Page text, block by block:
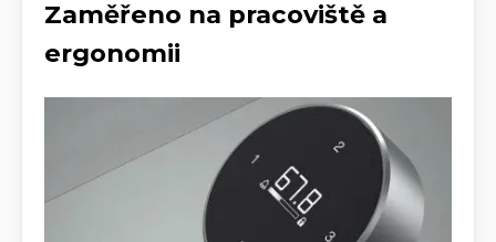
Zaměřeno na pracoviště a
ergonomii